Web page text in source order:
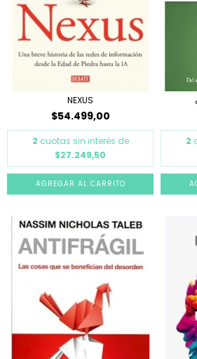
NEXUS
$54.499,00
2 cuotas sin interés de
$27.249,50
2